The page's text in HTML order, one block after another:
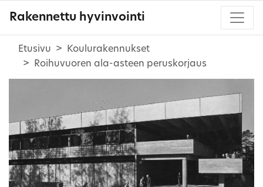
Rakennettu hyvinvointi
Etusivu
Koulurakennukset
Roihuvuoren ala-asteen peruskorjaus